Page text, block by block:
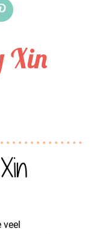
Xin
veel